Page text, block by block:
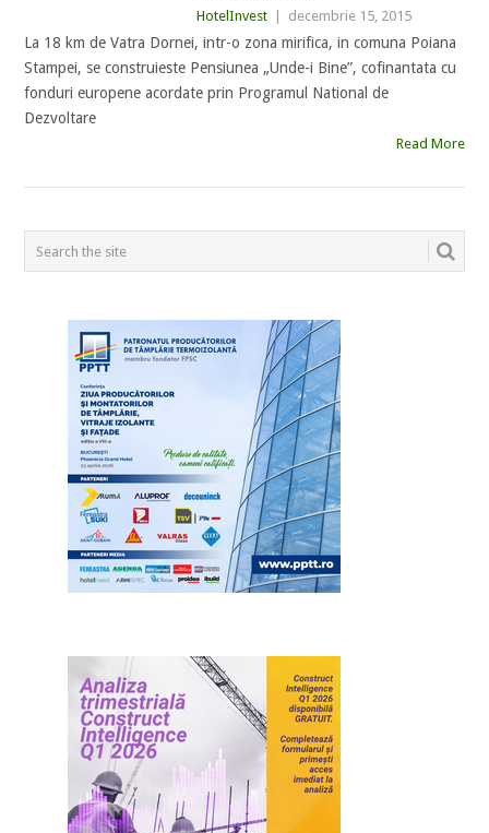
HotelInvest decembrie 15, 2015
La 18 km de Vatra Dornei, intr-o zona mirifica, in comuna Poiana
Stampei, se construieste Pensiunea „Unde-i Bine”, cofinantata cu
fonduri europene acordate prin Programul National de
Dezvoltare
Read More
POSTS
NAVIGATION